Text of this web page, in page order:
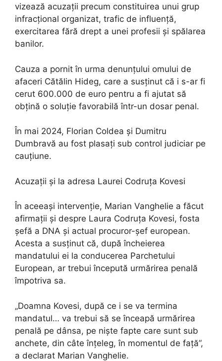
vizează acuzații precum constituirea unui grup
infracțional organizat, trafic de influență,
exercitarea fără drept a unei profesii și spălarea
banilor.
Cauza a pornit în urma denunțului omului de
afaceri Cătălin Hideg, care a susținut că i s-ar fi
cerut 600.000 de euro pentru a fi ajutat să
obțină o soluție favorabilă într-un dosar penal.
În mai 2024, Florian Coldea și Dumitru
Dumbravă au fost plasați sub control judiciar pe
cauțiune.
Acuzații și la adresa Laurei Codruța Kovesi
În aceeași intervenție, Marian Vanghelie a făcut
afirmații și despre Laura Codruța Kovesi, fosta
șefă a DNA și actual procuror-șef european.
Acesta a susținut că, după încheierea
mandatului ei la conducerea Parchetului
European, ar trebui începută urmărirea penală
împotriva sa.
„Doamna Kovesi, după ce i se va termina
mandatul… va trebui să se înceapă urmărirea
penală pe dânsa, pe niște fapte care sunt sub
anchete, din câte înțeleg, în momentul de față”,
a declarat Marian Vanghelie.